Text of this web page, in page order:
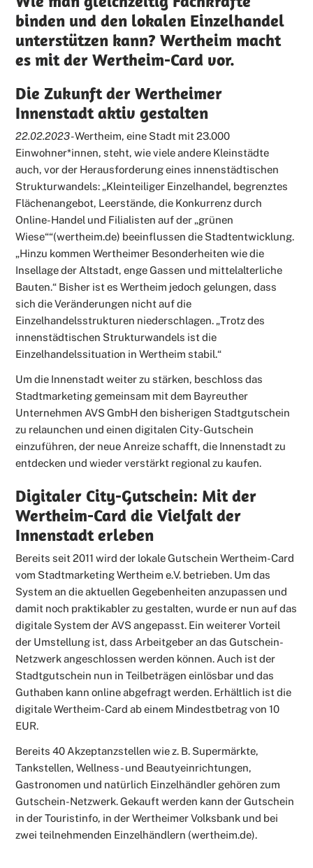
binden und den lokalen Einzelhandel
unterstützen kann? Wertheim macht
es mit der Wertheim-Card vor.
Die Zukunft der Wertheimer
Innenstadt aktiv gestalten
22.02.2023 -Wertheim, eine Stadt mit 23.000
Einwohner*innen, steht, wie viele andere Kleinstädte
auch, vor der Herausforderung eines innenstädtischen
Strukturwandels: „Kleinteiliger Einzelhandel, begrenztes
Flächenangebot, Leerstände, die Konkurrenz durch
Online-Handel und Filialisten auf der „grünen
Wiese““(wertheim.de) beeinflussen die Stadtentwicklung.
„Hinzu kommen Wertheimer Besonderheiten wie die
Insellage der Altstadt, enge Gassen und mittelalterliche
Bauten.“ Bisher ist es Wertheim jedoch gelungen, dass
sich die Veränderungen nicht auf die
Einzelhandelsstrukturen niederschlagen. „Trotz des
innenstädtischen Strukturwandels ist die
Einzelhandelssituation in Wertheim stabil.“
Um die Innenstadt weiter zu stärken, beschloss das
Stadtmarketing gemeinsam mit dem Bayreuther
Unternehmen AVS GmbH den bisherigen Stadtgutschein
zu relaunchen und einen digitalen City-Gutschein
einzuführen, der neue Anreize schafft, die Innenstadt zu
entdecken und wieder verstärkt regional zu kaufen.
Digitaler City-Gutschein: Mit der
Wertheim-Card die Vielfalt der
Innenstadt erleben
Bereits seit 2011 wird der lokale Gutschein Wertheim-Card
vom Stadtmarketing Wertheim e.V. betrieben. Um das
System an die aktuellen Gegebenheiten anzupassen und
damit noch praktikabler zu gestalten, wurde er nun auf das
digitale System der AVS angepasst. Ein weiterer Vorteil
der Umstellung ist, dass Arbeitgeber an das Gutschein-
Netzwerk angeschlossen werden können. Auch ist der
Stadtgutschein nun in Teilbeträgen einlösbar und das
Guthaben kann online abgefragt werden. Erhältlich ist die
digitale Wertheim-Card ab einem Mindestbetrag von 10
EUR.
Bereits 40 Akzeptanzstellen wie z. B. Supermärkte,
Tankstellen, Wellness- und Beautyeinrichtungen,
Gastronomen und natürlich Einzelhändler gehören zum
Gutschein-Netzwerk. Gekauft werden kann der Gutschein
in der Touristinfo, in der Wertheimer Volksbank und bei
zwei teilnehmenden Einzelhändlern (wertheim.de).